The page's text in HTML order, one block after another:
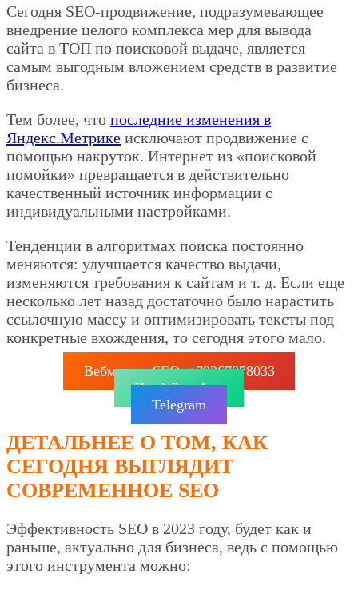
Сегодня SEO-продвижение, подразумевающее
внедрение целого комплекса мер для вывода
сайта в ТОП по поисковой выдаче, является
самым выгодным вложением средств в развитие
бизнеса.
Тем более, что последние изменения в
Яндекс.Метрике исключают продвижение с
помощью накруток. Интернет из «поисковой
помойки» превращается в действительно
качественный источник информации с
индивидуальными настройками.
Тенденции в алгоритмах поиска постоянно
меняются: улучшается качество выдачи,
изменяются требования к сайтам и т. д. Если еще
несколько лет назад достаточно было нарастить
ссылочную массу и оптимизировать тексты под
конкретные вхождения, то сегодня этого мало.
Вебмастер SEO: +79267878033
Чат WhatsApp
Telegram
ДЕТАЛЬНЕЕ О ТОМ, КАК
СЕГОДНЯ ВЫГЛЯДИТ
СОВРЕМЕННОЕ SEO
Эффективность SEO в 2023 году, будет как и
раньше, актуально для бизнеса, ведь с помощью
этого инструмента можно: